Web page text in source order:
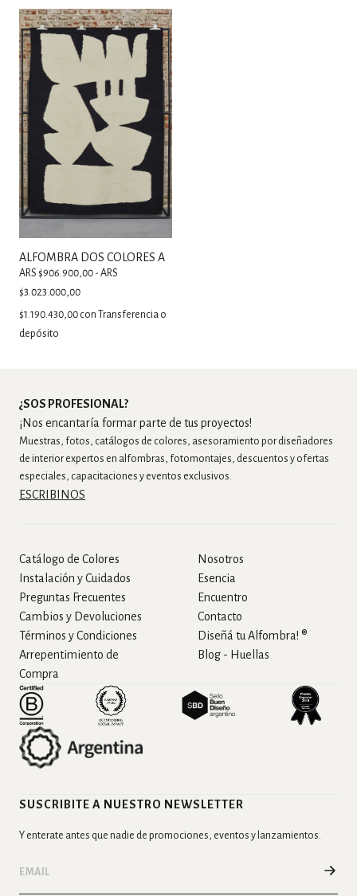
ALFOMBRA DOS COLORES A
ARS $906.900,00 - ARS
$3.023.000,00
$1.190.430,00 con
Transferencia o
depósito
¿SOS PROFESIONAL?
¡Nos encantaría formar parte de tus proyectos!
Muestras, fotos, catálogos de colores, asesoramiento por diseñadores
de interior expertos en alfombras, fotomontajes, descuentos y ofertas
especiales, capacitaciones y eventos exclusivos.
ESCRIBINOS
Catálogo de Colores
Instalación y Cuidados
Preguntas Frecuentes
Cambios y Devoluciones
Términos y Condiciones
Arrepentimiento de
Compra
Nosotros
Esencia
Encuentro
Contacto
Diseñá tu Alfombra! ®
Blog - Huellas
SUSCRIBITE A NUESTRO NEWSLETTER
Y enterate antes que nadie de promociones, eventos y lanzamientos.